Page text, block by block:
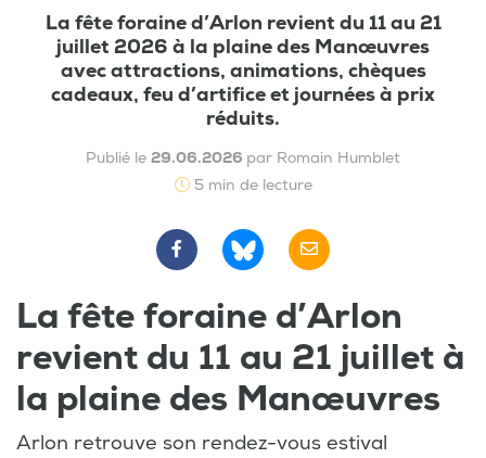
La fête foraine d’Arlon revient du 11 au 21
juillet 2026 à la plaine des Manœuvres
avec attractions, animations, chèques
cadeaux, feu d’artifice et journées à prix
réduits.
Publié le 29.06.2026 par Romain Humblet
5 min de lecture
La fête foraine d’Arlon
revient du 11 au 21 juillet à
la plaine des Manœuvres
Arlon retrouve son rendez-vous estival